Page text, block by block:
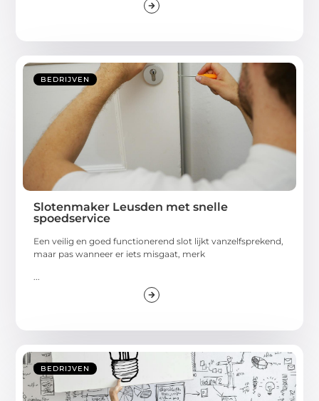
BEDRIJVEN
Slotenmaker Leusden met snelle
spoedservice
Een veilig en goed functionerend slot lijkt vanzelfsprekend,
maar pas wanneer er iets misgaat, merk
...
BEDRIJVEN